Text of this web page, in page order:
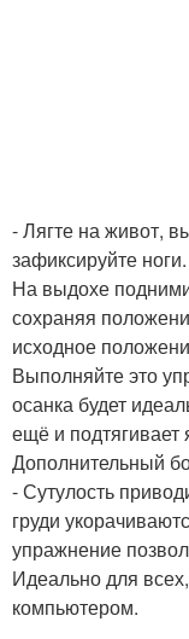
- Лягте на живот,
зафиксируйте ноги.
На выдохе
сохраняя
исходное
Выполняйте это
осанка будет
ещё и
Дополнительный
- Сутулость
груди
упражнение
Идеально для
компьютером.